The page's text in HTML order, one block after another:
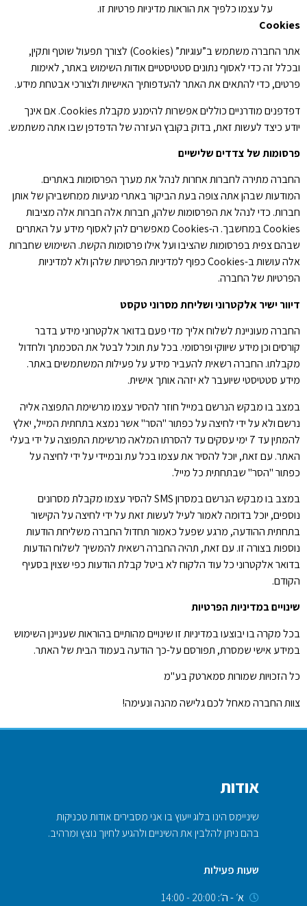
על עצמו כלפיך את הוראות מדיניות פרטיות זו.
Cookies
אתר החברה משתמש ב”עוגיות” (Cookies) לצורך תפעול שוטף ותקין,
ובכלל זה כדי לאסוף נתונים סטטיסטיים אודות השימוש באתר, לאימות
פרטים, כדי להתאים את האתר להעדפותיך האישיות ולצורכי אבטחת מידע.
דפדפנים מודרניים כוללים אפשרות להימנע מקבלת Cookies. אם אינך
יודע כיצד לעשות זאת, בדוק בקובץ העזרה של הדפדפן שבו אתה משתמש.
פרסומות של צדדים שלישיים
החברה מתירה לחברות אחרות לנהל את מערך הפרסומות באתרים.
המודעות שבהן אתה צופה בעת הביקור באתרי מגיעות ממחשביהן של אותן
חברות. כדי לנהל את הפרסומות שלהן, חברות אלה חברות אלה מציבות
Cookies במחשבך. ה-Cookies מאפשרים להן לאסוף מידע על האתרים
שבהם צפית בפרסומות שהציבו ועל אילו פרסומות הקשת. השימוש שחברות
אלה עושות ב-Cookies כפוף למדיניות הפרטיות שלהן ולא למדיניות
הפרטיות של החברה.
דיוור ישיר אלקטרוני ושליחת מסרוני טקסט
החברה מעוניינת לשלוח אליך מדי פעם בדואר אלקטרוני מידע בדבר
קורסים וכן מידע שיווקי ופרסומי. בכל עת תוכל לבטל את הסכמתך ולחדול
מקבלתו. החברה רשאית להעביר מידע על פעילות המשתמשים באתר.
מידע סטטיסטי שיועבר לא יזהה אותך אישית.
במצב בו מבקש הנרשם במייל חוזר להסיר עצמו מרשימת התפוצה אליה
נרשם ולא על ידי לחיצה על כפתור "הסר" אשר נמצא בתחתית המייל, יאלץ
להמתין עד 7 ימי עסקים עד להסרתו המלאה מרשימת התפוצה על ידי בעלי
האתר. עם זאת, יוכל להסיר את עצמו בכל עת ובמיידי על ידי לחיצה על
כפתור "הסר" שבתחתית כל מייל.
במצב בו מבקש הנרשם במסרון SMS להסיר עצמו מקבלת מסרונים
נוספים, יוכל בדומה לאמור לעיל לעשות זאת על ידי לחיצה על הקישור
בתחתית ההודעה, מרגע שפעל כאמור תחדול החברה משליחת הודעות
נוספות בצורה זו. עם זאת, תהיה החברה רשאית להמשיך לשלוח הודעות
בדואר אלקטרוני כל עוד הלקוח לא ביטל קבלת הודעות כפי שצוין בסעיף
הקודם.
שינויים במדיניות הפרטיות
בכל מקרה בו יבוצעו במדיניות זו שינויים מהותיים בהוראות שעניינן השימוש
במידע אישי שמסרת, תפורסם על-כך הודעה בעמוד הבית של האתר.
כל הזכויות שמורות סמארטק בע"מ
צוות החברה מאחל לכם גלישה מהנה ונעימה!
אודות
שיניימס הינו בלוג ייעוץ בו אני מסבירים אודות טכניקות
בהם ניתן להלבין את השיניים ולהגיע לחיוך נוצץ ומרהיב.
שעות פעילות
א׳ - ה׳: 20:00 - 14:00